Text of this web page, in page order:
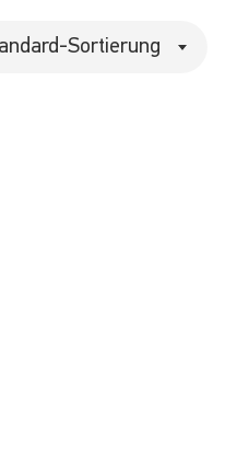
Sortierung